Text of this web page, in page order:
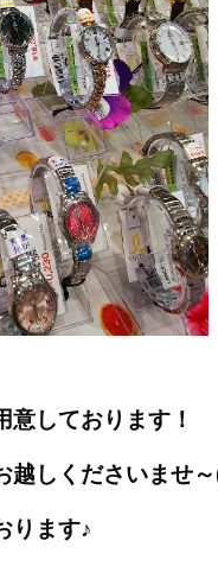
しております！
越しくださいませ
ります♪